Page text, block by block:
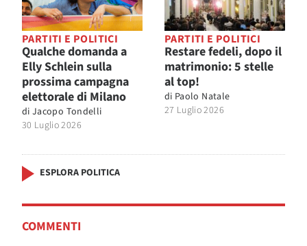
PARTITI E POLITICI
Qualche domanda a
Elly Schlein sulla
prossima campagna
elettorale di Milano
di Jacopo Tondelli
30 Luglio 2026
PARTITI E POLITICI
Restare fedeli, dopo il
matrimonio: 5 stelle
al top!
di Paolo Natale
27 Luglio 2026
ESPLORA POLITICA
COMMENTI